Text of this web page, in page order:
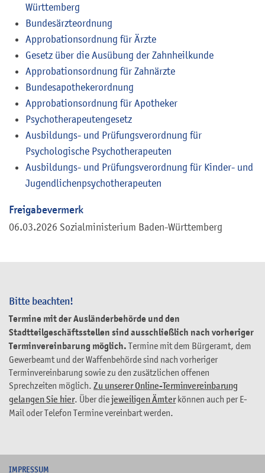
Bitte beachten!
Termine mit der Ausländerbehörde und den
Stadtteilgeschäftsstellen sind ausschließlich nach vorheriger
Terminvereinbarung möglich. Termine mit dem Bürgeramt, dem
Gewerbeamt und der Waffenbehörde sind nach vorheriger
Terminvereinbarung sowie zu den zusätzlichen offenen
Sprechzeiten möglich. Zu unserer Online-Terminvereinbarung
gelangen Sie hier. Über diejeweiligen Ämterkönnen auch per E-
Mail oder Telefon Termine vereinbart werden.
Württemberg
Bundesärzteordnung
Approbationsordnung für Ärzte
Gesetz über die Ausübung der Zahnheilkunde
Approbationsordnung für Zahnärzte
Bundesapothekerordnung
Approbationsordnung für Apotheker
Psychotherapeutengesetz
Ausbildungs- und Prüfungsverordnung für
Psychologische Psychotherapeuten
Ausbildungs- und Prüfungsverordnung für Kinder- und
Jugendlichenpsychotherapeuten
Freigabevermerk
06.03.2026 Sozialministerium Baden-Württemberg
IMPRESSUM